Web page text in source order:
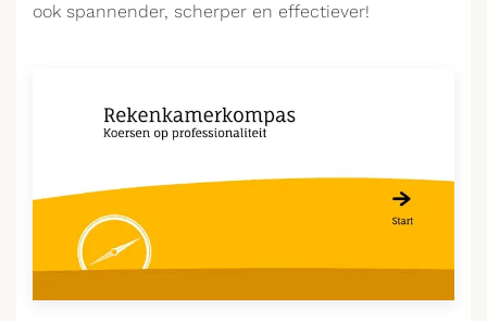
ook spannender, scherper en effectiever!